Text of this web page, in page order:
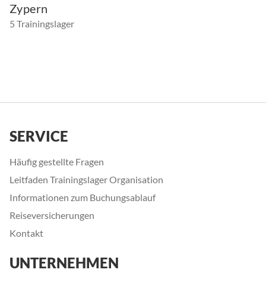
Zypern
5 Trainingslager
SERVICE
Häufig gestellte Fragen
Leitfaden Trainingslager Organisation
Informationen zum Buchungsablauf
Reiseversicherungen
Kontakt
UNTERNEHMEN